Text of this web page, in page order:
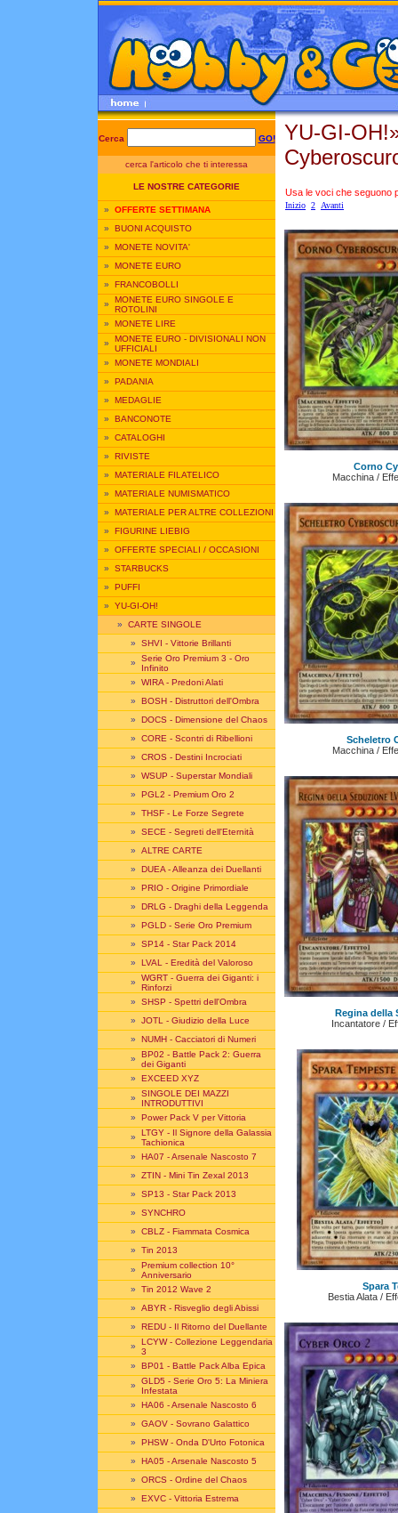
Cerca GO!
cerca l'articolo che ti interessa
LE NOSTRE CATEGORIE
» OFFERTE SETTIMANA
» BUONI ACQUISTO
» MONETE NOVITA'
» MONETE EURO
» FRANCOBOLLI
» MONETE EURO SINGOLE E
ROTOLINI
» MONETE LIRE
» MONETE EURO - DIVISIONALI NON
UFFICIALI
» MONETE MONDIALI
» PADANIA
» MEDAGLIE
» BANCONOTE
» CATALOGHI
» RIVISTE
» MATERIALE FILATELICO
» MATERIALE NUMISMATICO
» MATERIALE PER ALTRE COLLEZIONI
» FIGURINE LIEBIG
» OFFERTE SPECIALI / OCCASIONI
» STARBUCKS
» PUFFI
» YU-GI-OH!
» CARTE SINGOLE
» SHVI - Vittorie Brillanti
» Serie Oro Premium 3 - Oro
Infinito
» WIRA - Predoni Alati
» BOSH - Distruttori dell'Ombra
» DOCS - Dimensione del Chaos
» CORE - Scontri di Ribellioni
» CROS - Destini Incrociati
» WSUP - Superstar Mondiali
» PGL2 - Premium Oro 2
» THSF - Le Forze Segrete
» SECE - Segreti dell'Eternità
» ALTRE CARTE
» DUEA - Alleanza dei Duellanti
» PRIO - Origine Primordiale
» DRLG - Draghi della Leggenda
» PGLD - Serie Oro Premium
» SP14 - Star Pack 2014
» LVAL - Eredità del Valoroso
» WGRT - Guerra dei Giganti: i
Rinforzi
» SHSP - Spettri dell'Ombra
» JOTL - Giudizio della Luce
» NUMH - Cacciatori di Numeri
» BP02 - Battle Pack 2: Guerra
dei Giganti
» EXCEED XYZ
» SINGOLE DEI MAZZI
INTRODUTTIVI
» Power Pack V per Vittoria
» LTGY - Il Signore della Galassia
Tachionica
» HA07 - Arsenale Nascosto 7
» ZTIN - Mini Tin Zexal 2013
» SP13 - Star Pack 2013
» SYNCHRO
» CBLZ - Fiammata Cosmica
» Tin 2013
» Premium collection 10°
Anniversario
» Tin 2012 Wave 2
» ABYR - Risveglio degli Abissi
» REDU - Il Ritorno del Duellante
» LCYW - Collezione Leggendaria
3
» BP01 - Battle Pack Alba Epica
» GLD5 - Serie Oro 5: La Miniera
Infestata
» HA06 - Arsenale Nascosto 6
» GAOV - Sovrano Galattico
» PHSW - Onda D'Urto Fotonica
» HA05 - Arsenale Nascosto 5
» ORCS - Ordine del Chaos
» EXVC - Vittoria Estrema
YU-GI-
Usa le voci che seguono
Inizio 2 Avanti
Corno
Macchina /
Scheletro
Macchina /
Regina della
Incantatore /
Spara
Bestia Alata /